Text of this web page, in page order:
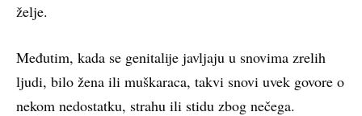
želje.
Međutim, kada se genitalije javljaju u snovima zrelih
ljudi, bilo žena ili muškaraca, takvi snovi uvek govore o
nekom nedostatku, strahu ili stidu zbog nečega.